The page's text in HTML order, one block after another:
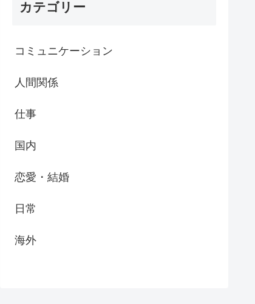
カテゴリー
コミュニケーション
人間関係
仕事
国内
恋愛・結婚
日常
海外